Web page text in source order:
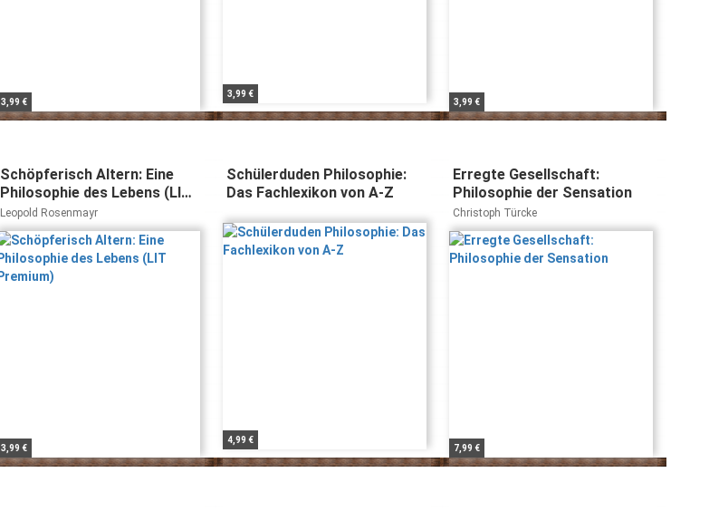
3,99 €
3,99 €
3,99 €
Schöpferisch Altern: Eine
Philosophie des Lebens (LIT
Premium)
Leopold Rosenmayr
3,99 €
Schülerduden Philosophie:
Das Fachlexikon von A-Z
4,99 €
Erregte Gesellschaft:
Philosophie der Sensation
Christoph Türcke
7,99 €